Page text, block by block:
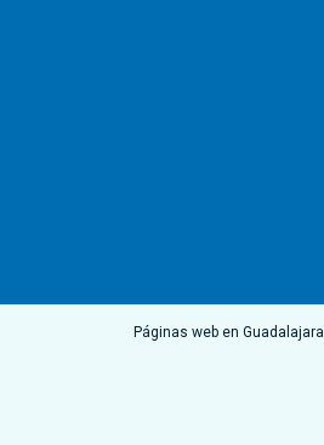
Páginas web en Guadalajara